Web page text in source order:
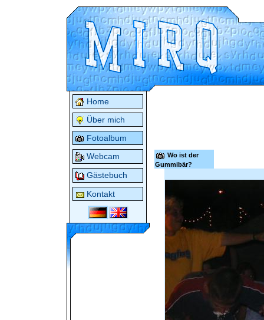
Home
Über mich
Fotoalbum
Webcam
Gästebuch
Kontakt
Wo ist der
Gummibär?